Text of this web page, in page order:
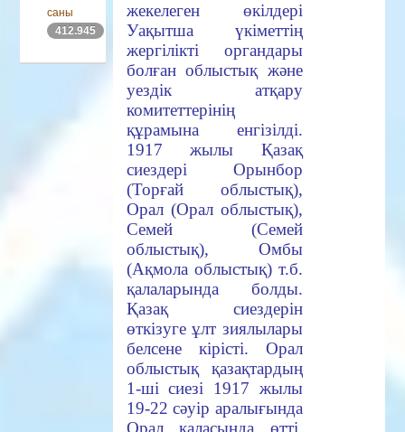
жекелеген өкілдері
Уақытша үкіметтің
жергілікті органдары
болған облыстық және
уездік атқару
комитеттерінің
құрамына енгізілді.
1917 жылы Қазақ
сиездері Орынбор
(Торғай облыстық),
Орал (Орал облыстық),
Семей (Семей
облыстық), Омбы
(Ақмола облыстық) т.б.
қалаларында болды.
Қазақ сиездерін
өткізуге ұлт зиялылары
белсене кірісті. Орал
облыстық қазақтардың
1-ші сиезі 1917 жылы
19-22 сәуір аралығында
Орал қаласында өтті.
саны
412.945